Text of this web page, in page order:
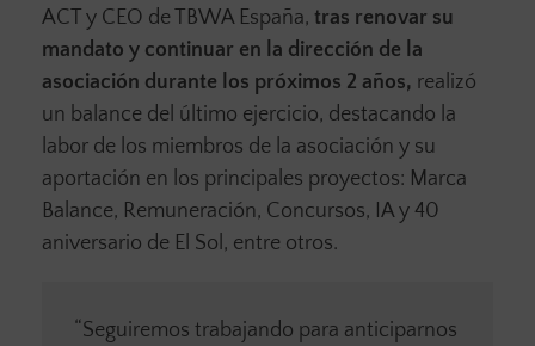
ACT y CEO de TBWA España, tras renovar su
mandato y continuar en la dirección de la
asociación durante los próximos 2 años, realizó
un balance del último ejercicio, destacando la
labor de los miembros de la asociación y su
aportación en los principales proyectos: Marca
Balance, Remuneración, Concursos, IA y 40
aniversario de El Sol, entre otros.
“Seguiremos trabajando para anticiparnos